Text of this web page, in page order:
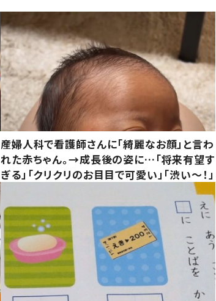
産婦人科で看護師さんに「綺麗なお顔」と言わ
れた赤ちゃん。→成長後の姿に…「将来有望す
ぎる」「クリクリのお目目で可愛い」「渋い～！」